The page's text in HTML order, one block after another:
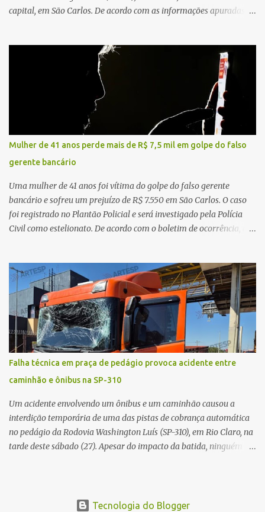
capital, em São Carlos. De acordo com as informações apuradas no
veículo, o trânsito estava lento e congestionado devido a obras
realizadas na rodovia, momento em que ocorreu o impacto. Com
a violência da colisão, o motociclista foi arremessado ao solo.
Testemunhas relataram que o capacete teria se desprendido
durante o acidente. O jovem sofreu ferimentos gravíssimos e
morreu ainda no local. Equipes de resgate e de atendimento da
concessionária responsável pela rodovia foram acionadas e
realizaram a sinalização da via, além de prestarem socorro à
vítima. No entanto, o óbito foi constatado ainda no local do
acidente. A Polícia Militar Rodoviária compareceu para o registro
da ocorrência...
Mulher de 41 anos perde mais de R$ 7,5 mil em golpe do falso
gerente bancário
Uma mulher de 41 anos foi vítima do golpe do falso gerente
bancário e sofreu um prejuízo de R$ 7.550 em São Carlos. O caso
foi registrado no Plantão Policial e será investigado pela Polícia
Civil como estelionato. De acordo com o boletim de ocorrência, a
suspeito alegou que seria necessário atualizar o cadastro da conta
e passou a orientar a vítima sobre os procedimentos que deveriam
ser realizados. Dias depois, o golpista enviou um documento em
PDF simulando uma comunicação oficial da instituição financeira.
Na sequência, entrou em contato por telefone e encaminhou um
link, orientando a vítima a acessá-lo pelo computador para
concluir a suposta atualização cadastral. Após realizar o
procedimento, a conta bancária ficou bloqueada por algumas
horas. Sem conseguir acessar o sistema, a vítima tentou
novamente contato com o suposto gerente, mas não obteve
resposta. Na segunda-fe...
Falha técnica em praça de pedágio provoca acidente entre
caminhão e ônibus na SP-310
Um acidente envolvendo um ônibus e um caminhão causou a
interdição temporária de uma das pistas de cobrança automática
no pedágio da Rodovia Washington Luís (SP-310), em Rio Claro, na
tarde deste sábado (27). Apesar do impacto da batida, ninguém
aconteceu devido a uma falha técnica na praça de cobrança.
Tecnologia do Blogger